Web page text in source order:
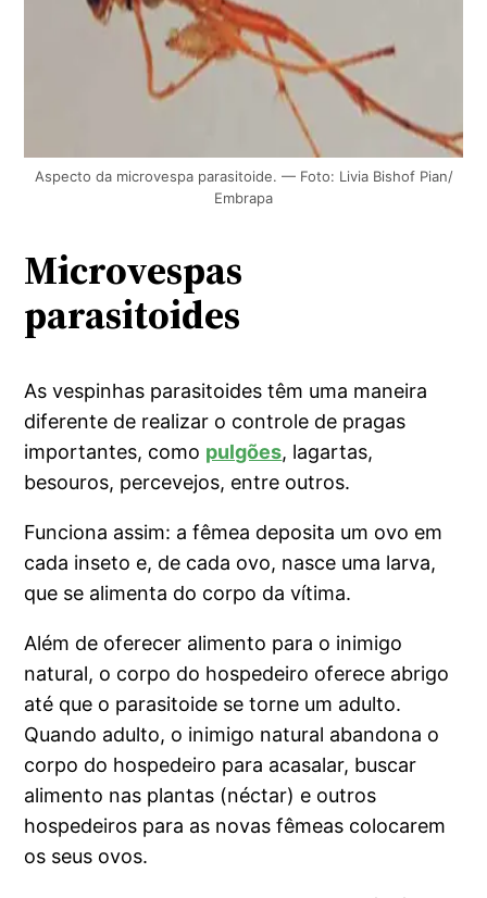
Aspecto da microvespa parasitoide. — Foto: Livia Bishof Pian/
Embrapa
Microvespas
parasitoides
As vespinhas parasitoides têm uma maneira
diferente de realizar o controle de pragas
importantes, como pulgões, lagartas,
besouros, percevejos, entre outros.
Funciona assim: a fêmea deposita um ovo em
cada inseto e, de cada ovo, nasce uma larva,
que se alimenta do corpo da vítima.
Além de oferecer alimento para o inimigo
natural, o corpo do hospedeiro oferece abrigo
até que o parasitoide se torne um adulto.
Quando adulto, o inimigo natural abandona o
corpo do hospedeiro para acasalar, buscar
alimento nas plantas (néctar) e outros
hospedeiros para as novas fêmeas colocarem
os seus ovos.